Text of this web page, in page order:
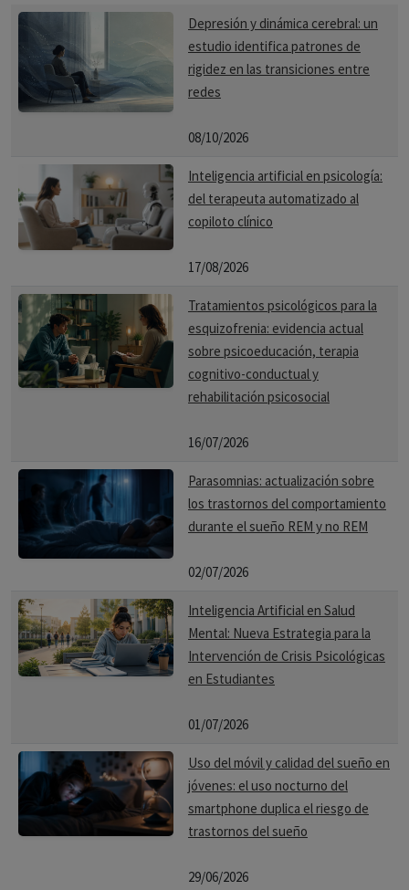
Depresión y dinámica cerebral: un
estudio identifica patrones de
rigidez en las transiciones entre
redes
08/10/2026
Inteligencia artificial en psicología:
del terapeuta automatizado al
copiloto clínico
17/08/2026
Tratamientos psicológicos para la
esquizofrenia: evidencia actual
sobre psicoeducación, terapia
cognitivo-conductual y
rehabilitación psicosocial
16/07/2026
Parasomnias: actualización sobre
los trastornos del comportamiento
durante el sueño REM y no REM
02/07/2026
Inteligencia Artificial en Salud
Mental: Nueva Estrategia para la
Intervención de Crisis Psicológicas
en Estudiantes
01/07/2026
Uso del móvil y calidad del sueño en
jóvenes: el uso nocturno del
smartphone duplica el riesgo de
trastornos del sueño
29/06/2026